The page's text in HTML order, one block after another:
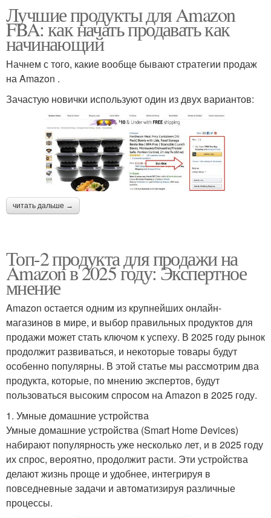
Лучшие продукты для Amazon
FBA: как начать продавать как
начинающий
Начнем с того, какие вообще бывают стратегии продаж
на Amazon .
Зачастую новички используют один из двух вариантов:
читать дальше →
Топ-2 продукта для продажи на
Amazon в 2025 году: Экспертное
мнение
Amazon остается одним из крупнейших онлайн-
магазинов в мире, и выбор правильных продуктов для
продажи может стать ключом к успеху. В 2025 году рынок
продолжит развиваться, и некоторые товары будут
особенно популярны. В этой статье мы рассмотрим два
продукта, которые, по мнению экспертов, будут
пользоваться высоким спросом на Amazon в 2025 году.
1. Умные домашние устройства
Умные домашние устройства (Smart Home Devices)
набирают популярность уже несколько лет, и в 2025 году
их спрос, вероятно, продолжит расти. Эти устройства
делают жизнь проще и удобнее, интегрируя в
повседневные задачи и автоматизируя различные
процессы.